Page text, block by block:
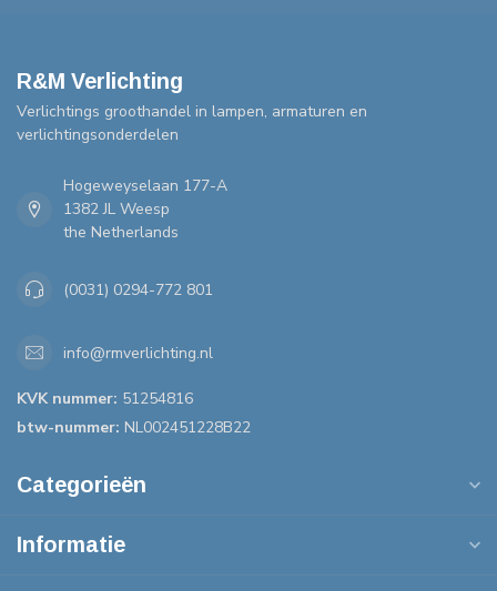
R&M Verlichting
Verlichtings groothandel in lampen, armaturen en
verlichtingsonderdelen
Hogeweyselaan 177-A
1382 JL Weesp
the Netherlands
(0031) 0294-772 801
info@rmverlichting.nl
KVK nummer: 51254816
btw-nummer: NL002451228B22
Categorieën
Informatie